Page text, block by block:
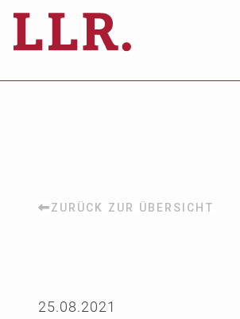
ZURÜCK ZUR ÜBERSICHT
25.08.2021